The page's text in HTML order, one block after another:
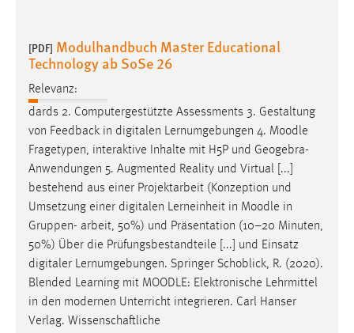
[PDF] Modulhandbuch Master Educational
Technology ab SoSe 26
Relevanz:
dards 2. Computergestützte Assessments 3. Gestaltung
von Feedback in digitalen Lernumgebungen 4. Moodle
Fragetypen, interaktive Inhalte mit H5P und Geogebra-
Anwendungen 5. Augmented Reality und Virtual [...]
bestehend aus einer Projektarbeit (Konzeption und
Umsetzung einer digitalen Lerneinheit in Moodle in
Gruppen- arbeit, 50%) und Präsentation (10–20 Minuten,
50%) Über die Prüfungsbestandteile [...] und Einsatz
digitaler Lernumgebungen. Springer Schoblick, R. (2020).
Blended Learning mit MOODLE: Elektronische Lehrmittel
in den modernen Unterricht integrieren. Carl Hanser
Verlag. Wissenschaftliche